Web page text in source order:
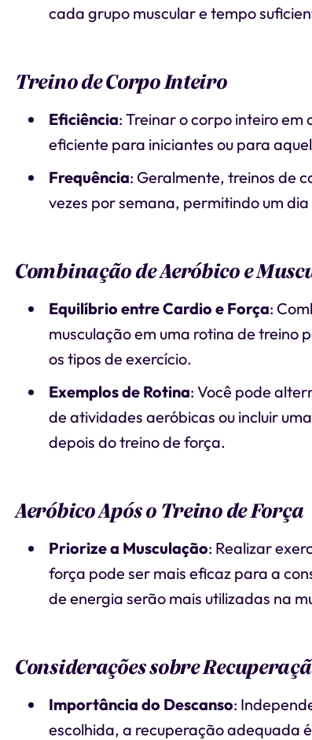
cada grupo muscular e tempo
Treino de Corpo Inteiro
Eficiência: Treinar o corpo inteiro em
eficiente para iniciantes ou para
Frequência: Geralmente, treinos de
vezes por semana, permitindo um
Combinação de Aeróbico e
Equilíbrio entre Cardio e Força:
musculação em uma rotina de treino
os tipos de exercício.
Exemplos de Rotina: Você pode
de atividades aeróbicas ou incluir
depois do treino de força.
Aeróbico Após o Treino de Força
Priorize a Musculação: Realizar
força pode ser mais eficaz para a
de energia serão mais utilizadas na
Considerações sobre
Importância do Descanso:
escolhida, a recuperação adequada